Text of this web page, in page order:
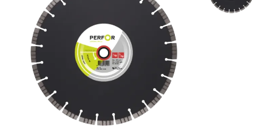
Slijpschijven